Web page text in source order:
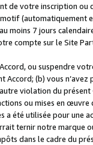
de votre inscription
(automatiquement
moins 7 jours
compte sur le Site
ou suspendre
(b) vous
violation du
ou mises en
été utilisée pour une
ternir notre marque
dans le cadre du